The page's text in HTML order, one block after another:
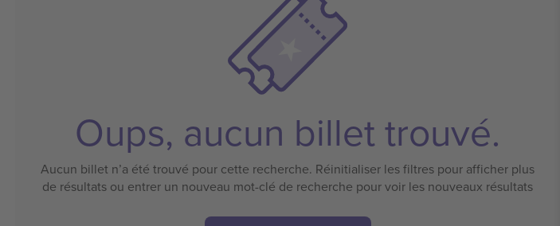
Oups, aucun billet trouvé.
Aucun billet n’a été trouvé pour cette recherche. Réinitialiser les filtres pour afficher plus
de résultats ou entrer un nouveau mot-clé de recherche pour voir les nouveaux résultats